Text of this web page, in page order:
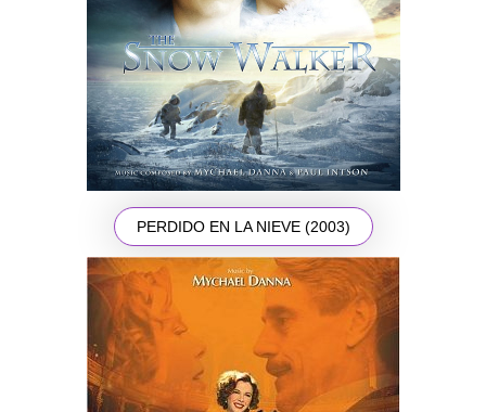
PERDIDO EN LA NIEVE (2003)